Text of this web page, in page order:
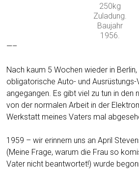
250kg
Zuladung.
Baujahr
1956.
—–
Nach kaum 5 Wochen wieder in
obligatorische Auto- und
angegangen. Es gibt viel zu tun in den
von der normalen Arbeit in der
Werkstatt meines Vaters mal
1959 – wir erinnern uns an April
(Meine Frage, warum die Frau so
Vater nicht beantwortet!) wurde